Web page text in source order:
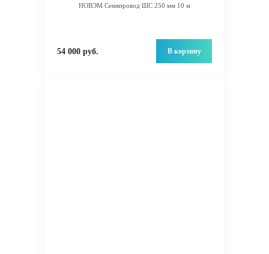
НОВЭМ Семяпровод ШС 250 мм 10 м
54 000 руб. В корзину